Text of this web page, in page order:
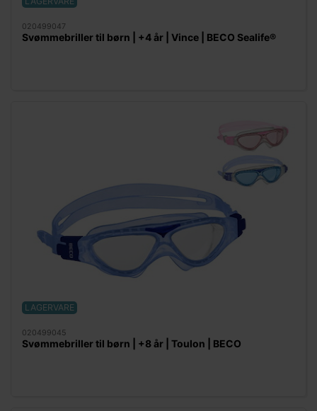
020499047
Svømmebriller til børn | +4 år | Vince | BECO Sealife®
LAGERVARE
020499045
Svømmebriller til børn | +8 år | Toulon | BECO